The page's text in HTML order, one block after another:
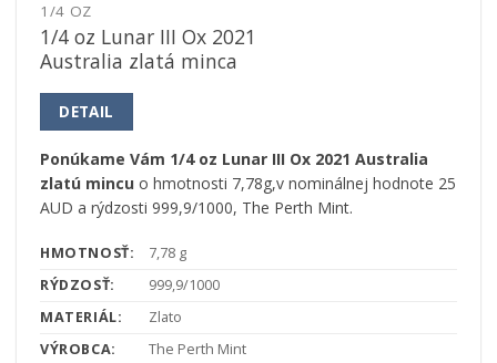
1/4 OZ
1/4 oz Lunar III Ox 2021
Australia zlatá minca
DETAIL
Ponúkame Vám 1/4 oz Lunar III Ox 2021 Australia
zlatú mincuo hmotnosti 7,78g,v nominálnej hodnote 25
AUD a rýdzosti 999,9/1000, The Perth Mint.
HMOTNOSŤ:
7,78 g
RÝDZOSŤ:
999,9/1000
MATERIÁL:
Zlato
VÝROBCA:
The Perth Mint